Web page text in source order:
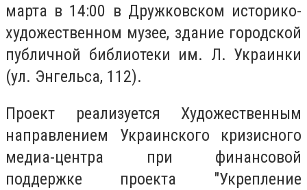
марта в 14:00 в Дружковском историко-
художественном музее, здание городской
публичной библиотеки им. Л. Украинки
(ул. Энгельса, 112).
Проект реализуется Художественным
направлением Украинского кризисного
медиа-центра при финансовой
поддержке проекта "Укрепление